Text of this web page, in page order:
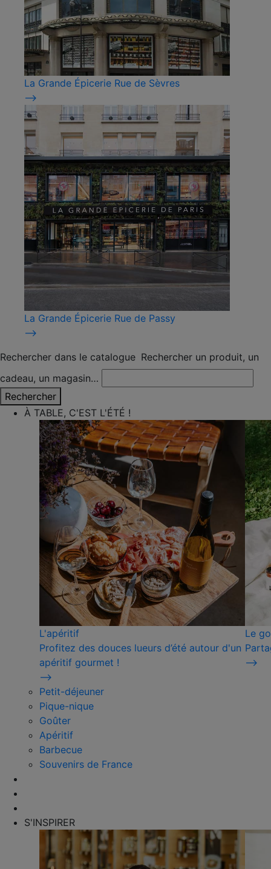
La Grande Épicerie Rue de Sèvres
⟶
La Grande Épicerie Rue de Passy
⟶
Rechercher dans le catalogue Rechercher un produit, un
cadeau, un magasin…
Rechercher
À TABLE, C'EST L'ÉTÉ !
L'apéritif
Profitez des douces lueurs d’été autour d'un
apéritif gourmet !
⟶
Le
⟶
Petit-déjeuner
Pique-nique
Goûter
Apéritif
Barbecue
Souvenirs de France
S'INSPIRER